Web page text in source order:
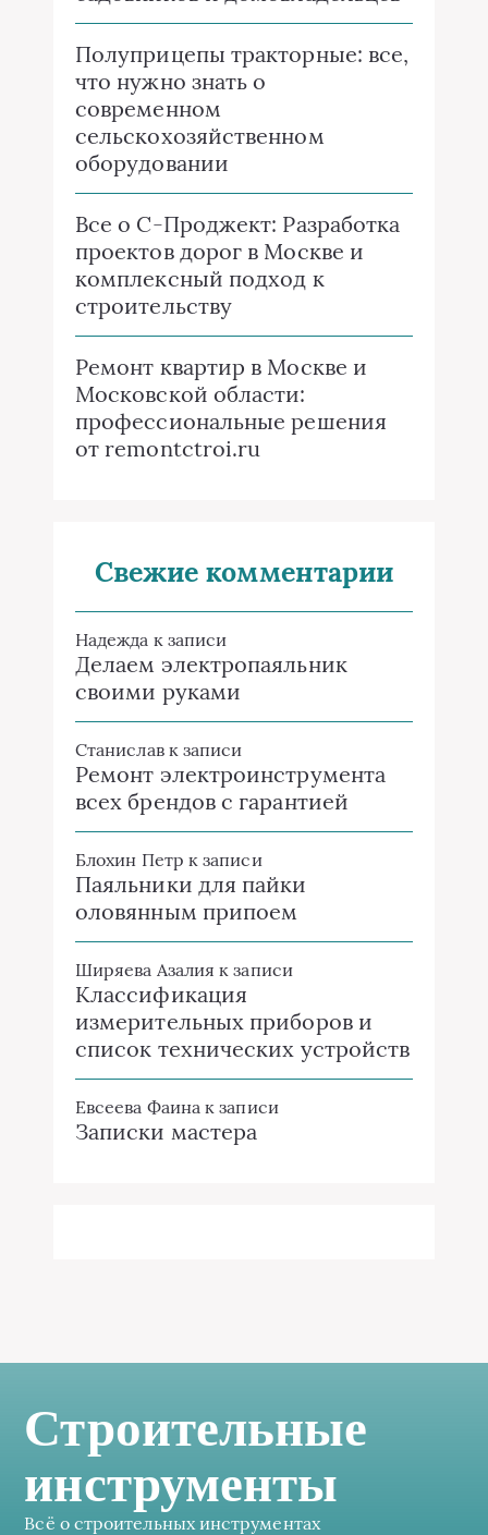
Полуприцепы тракторные: все,
что нужно знать о
современном
сельскохозяйственном
оборудовании
Все о C-Проджект: Разработка
проектов дорог в Москве и
комплексный подход к
строительству
Ремонт квартир в Москве и
Московской области:
профессиональные решения
от remontctroi.ru
Свежие комментарии
Надежда к записи
Делаем электропаяльник
своими руками
Станиславк записи
Ремонт электроинструмента
всех брендов с гарантией
Блохин Петр к записи
Паяльники для пайки
оловянным припоем
Ширяева Азалия к записи
Классификация
измерительных приборов и
список технических устройств
Евсеева Фаина к записи
Записки мастера
Строительные
инструменты
Всё о строительных инструментах